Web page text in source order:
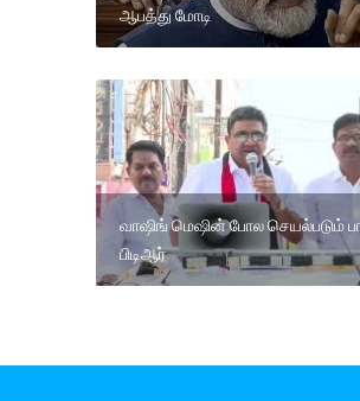
ஆபத்து மோடி
வாஷிங் மெஷின் போல செயல்படும்
பிடிஆர்